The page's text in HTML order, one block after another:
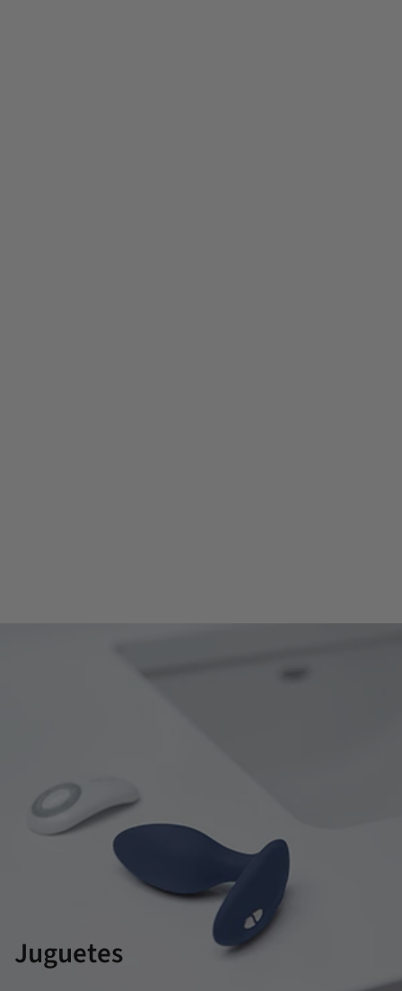
Juguetes